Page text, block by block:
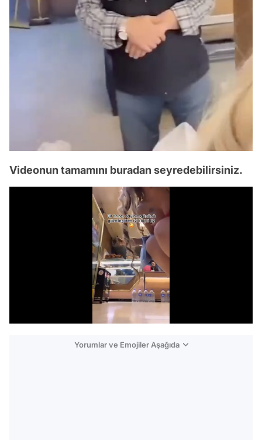
Videonun tamamını buradan seyredebilirsiniz.
Yorumlar ve Emojiler Aşağıda